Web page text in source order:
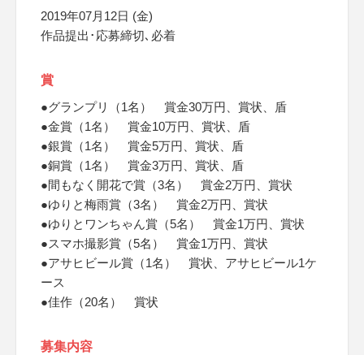
2019年07月12日 (金)
作品提出･応募締切､必着
賞
●グランプリ（1名） 賞金30万円、賞状、盾
●金賞（1名） 賞金10万円、賞状、盾
●銀賞（1名） 賞金5万円、賞状、盾
●銅賞（1名） 賞金3万円、賞状、盾
●間もなく開花で賞（3名） 賞金2万円、賞状
●ゆりと梅雨賞（3名） 賞金2万円、賞状
●ゆりとワンちゃん賞（5名） 賞金1万円、賞状
●スマホ撮影賞（5名） 賞金1万円、賞状
●アサヒビール賞（1名） 賞状、アサヒビール1ケ
ース
●佳作（20名） 賞状
募集内容